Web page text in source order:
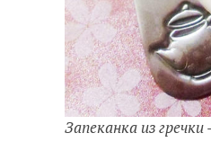
Запеканка из